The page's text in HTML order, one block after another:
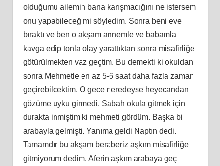
olduğumu ailemin bana karışmadığını ne istersem
onu yapabileceğimi söyledim. Sonra beni eve
bıraktı ve ben o akşam annemle ve babamla
kavga edip tonla olay yarattıktan sonra misafirliğe
götürülmekten vaz geçtim. Bu demekti ki okuldan
sonra Mehmetle en az 5-6 saat daha fazla zaman
geçirebilcektim. O gece neredeyse heyecandan
gözüme uyku girmedi. Sabah okula gitmek için
durakta inmiştim ki mehmeti gördüm. Başka bi
arabayla gelmişti. Yanıma geldi Naptın dedi.
Tamamdır bu akşam beraberiz aşkım misafirliğe
gitmiyorum dedim. Aferin aşkım arabaya geç